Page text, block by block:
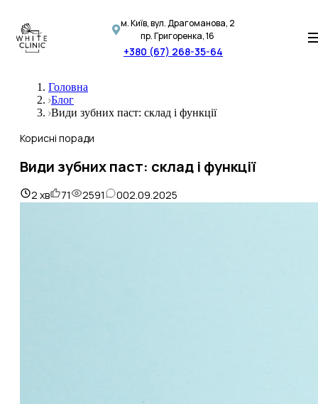
м. Київ, вул. Драгоманова, 2
пр. Григоренка, 16
+380 (67) 268-35-64
Головна
Блог
Види зубних паст: склад і функції
Корисні поради
Види зубних паст: склад і функції
2 хв 71 2591 002.09.2025